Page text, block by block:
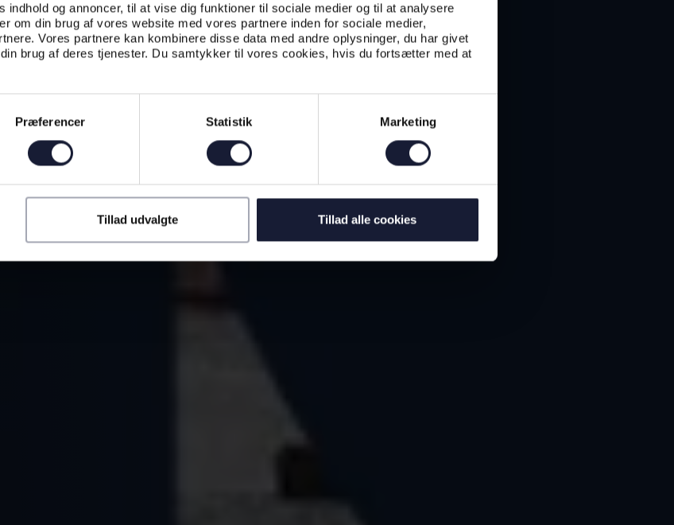
indhold og annoncer, til at vise dig funktioner til sociale medier og til at analysere
om din brug af vores website med vores partnere inden for sociale medier,
Vores partnere kan kombinere disse data med andre oplysninger, du har givet
brug af deres tjenester. Du samtykker til vores cookies, hvis du fortsætter med at
Præferencer Statistik Marketing
Tillad udvalgte Tillad alle cookies